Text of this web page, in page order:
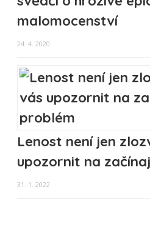
malomocenství
24. 4. 2020
Lenost není jen
upozornit na
31. 1. 2022